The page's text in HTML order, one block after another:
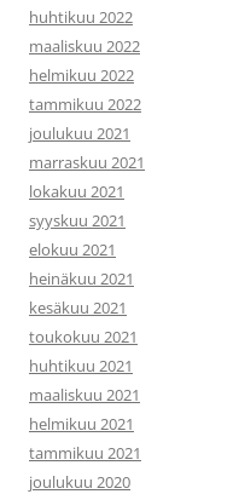
huhtikuu 2022
maaliskuu 2022
helmikuu 2022
tammikuu 2022
joulukuu 2021
marraskuu 2021
lokakuu 2021
syyskuu 2021
elokuu 2021
heinäkuu 2021
kesäkuu 2021
toukokuu 2021
huhtikuu 2021
maaliskuu 2021
helmikuu 2021
tammikuu 2021
joulukuu 2020